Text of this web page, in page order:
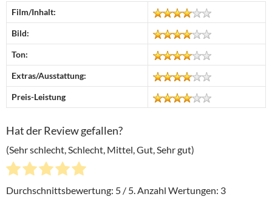
Film/Inhalt:
Bild:
Ton:
Extras/Ausstattung:
Preis-Leistung
Hat der Review gefallen?
(Sehr schlecht, Schlecht, Mittel, Gut, Sehr gut)
Durchschnittsbewertung: 5 / 5. Anzahl Wertungen: 3